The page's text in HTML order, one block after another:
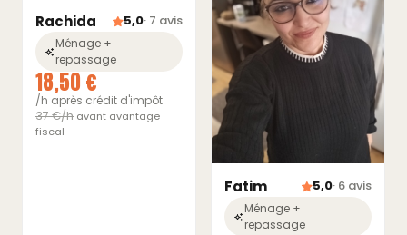
Rachida 5,0· 7 avis
Ménage +
repassage
18,50 €
/h après crédit d'impôt
37 €/h avant avantage
fiscal
Fatim 5,0· 6 avis
Ménage +
repassage